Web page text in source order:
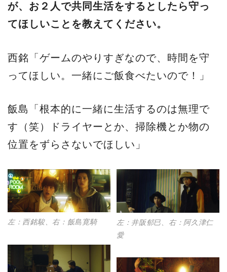
が、お２人で共同生活をするとしたら守っ
てほしいことを教えてください。
西銘「ゲームのやりすぎなので、時間を守
ってほしい。一緒にご飯食べたいので！」
飯島「根本的に一緒に生活するのは無理で
す（笑）ドライヤーとか、掃除機とか物の
位置をずらさないでほしい」
左：井阪郁巳、右：阿久津仁
愛
左：西銘駿、右：飯島寛騎